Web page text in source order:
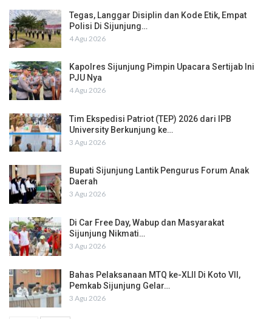
Tegas, Langgar Disiplin dan Kode Etik, Empat
Polisi Di Sijunjung…
4 Agu 2026
Kapolres Sijunjung Pimpin Upacara Sertijab Ini
PJU Nya
4 Agu 2026
Tim Ekspedisi Patriot (TEP) 2026 dari IPB
University Berkunjung ke…
3 Agu 2026
Bupati Sijunjung Lantik Pengurus Forum Anak
Daerah
3 Agu 2026
Di Car Free Day, Wabup dan Masyarakat
Sijunjung Nikmati…
3 Agu 2026
Bahas Pelaksanaan MTQ ke-XLII Di Koto VII,
Pemkab Sijunjung Gelar…
3 Agu 2026